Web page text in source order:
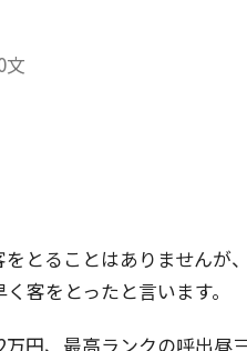
文
とることはありませんが
客をとったと言います。
円、最高ランクの呼出昼